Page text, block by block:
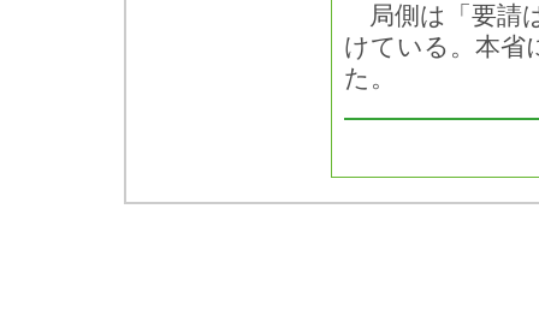
局側は「要請
けている。本省
た。